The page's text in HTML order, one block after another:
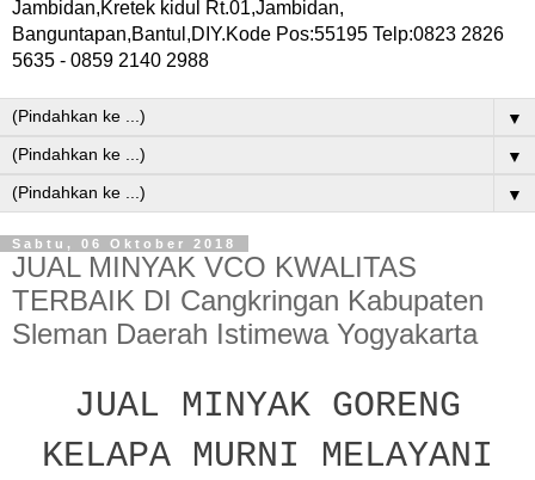
Jambidan,Kretek kidul Rt.01,Jambidan,
Banguntapan,Bantul,DIY.Kode Pos:55195 Telp:0823 2826
5635 - 0859 2140 2988
▼
▼
▼
Sabtu, 06 Oktober 2018
JUAL MINYAK VCO KWALITAS
TERBAIK DI Cangkringan Kabupaten
Sleman Daerah Istimewa Yogyakarta
JUAL MINYAK GORENG
KELAPA MURNI MELAYANI